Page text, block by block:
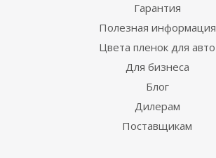
Гарантия
Полезная информация
Цвета пленок для авто
Для бизнеса
Блог
Дилерам
Поставщикам